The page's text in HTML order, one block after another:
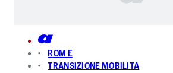
ROM E
TRANSIZIONE MOBILITA